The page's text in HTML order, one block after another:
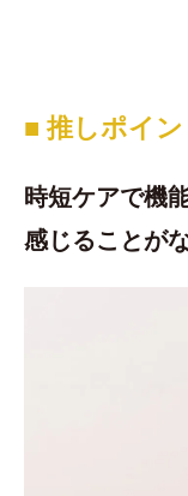
■ 推しポイン
時短ケアで機
感じることが